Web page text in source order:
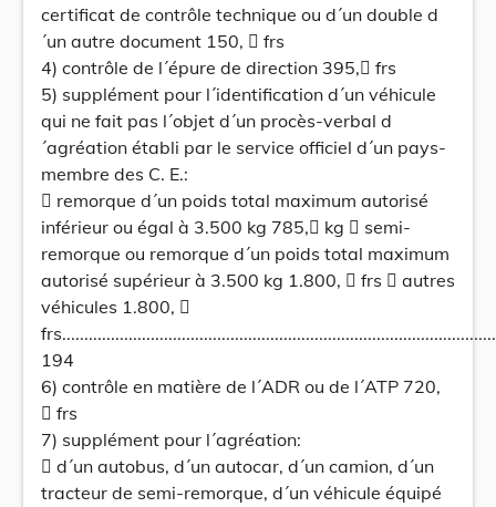
certificat de contrôle technique ou d´un double d
´un autre document 150,  frs
4) contrôle de l´épure de direction 395, frs
5) supplément pour l´identification d´un véhicule
qui ne fait pas l´objet d´un procès-verbal d
´agréation établi par le service officiel d´un pays-
membre des C. E.:
 remorque d´un poids total maximum autorisé
inférieur ou égal à 3.500 kg 785, kg  semi-
remorque ou remorque d´un poids total maximum
autorisé supérieur à 3.500 kg 1.800,  frs  autres
véhicules 1.800, 
194
6) contrôle en matière de l´ADR ou de l´ATP 720,
 frs
7) supplément pour l´agréation:
 d´un autobus, d´un autocar, d´un camion, d´un
tracteur de semi-remorque, d´un véhicule équipé